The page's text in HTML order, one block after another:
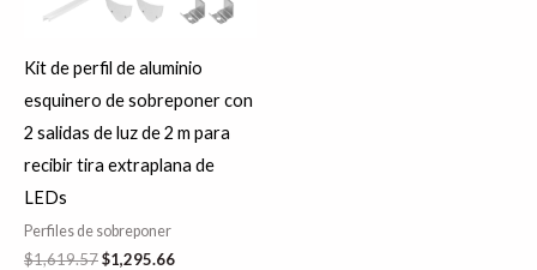
Kit de perfil de aluminio
esquinero de sobreponer con
2 salidas de luz de 2 m para
recibir tira extraplana de
LEDs
Perfiles de sobreponer
$1,619.57$1,295.66